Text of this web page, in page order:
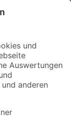
verpassen!